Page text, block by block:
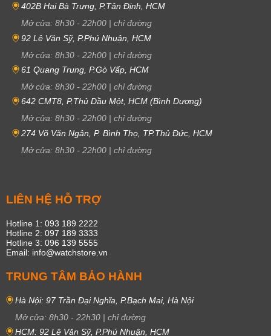
402B Hai Bà Trưng, P.Tân Định, HCM
Mở cửa: 8h30 - 22h00 | chỉ đường
92 Lê Văn Sỹ, P.Phú Nhuận, HCM
Mở cửa: 8h30 - 22h00 | chỉ đường
61 Quang Trung, P.Gò Vấp, HCM
Mở cửa: 8h30 - 22h00 | chỉ đường
642 CMT8, P.Thủ Dầu Một, HCM (Bình Dương)
Mở cửa: 8h30 - 22h00 | chỉ đường
274 Võ Văn Ngân, P. Bình Thọ, TP.Thủ Đức, HCM
Mở cửa: 8h30 - 22h00 | chỉ đường
LIÊN HỆ HỖ TRỢ
Hotline 1: 093 189 2222
Hotline 2: 097 189 3333
Hotline 3: 096 139 5555
Email: info@watchstore.vn
TRUNG TÂM BẢO HÀNH
Hà Nội: 97 Trần Đại Nghĩa, P.Bạch Mai, Hà Nội
Mở cửa: 8h30 - 22h30 | chỉ đường
HCM: 92 Lê Văn Sỹ, P.Phú Nhuận, HCM